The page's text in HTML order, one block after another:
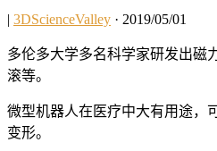
| 3DScienceValley · 2019/05/01
多伦多大学多名科学家研发出磁
滚等。
微型机器人在医疗中大有用途，
变形。